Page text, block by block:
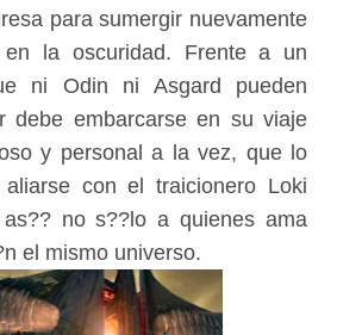
para sumergir nuevamente
la oscuridad. Frente a un
ni Odin ni Asgard pueden
debe embarcarse en su viaje
y personal a la vez, que lo
con el traicionero Loki
no s??lo a quienes ama
el mismo universo.